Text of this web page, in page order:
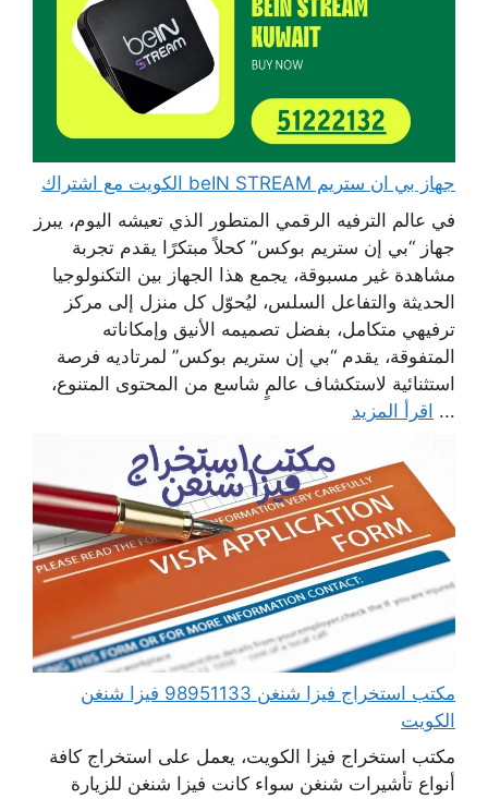
جهاز بي ان ستريم beIN STREAM الكويت مع اشتراك
في عالم الترفيه الرقمي المتطور الذي تعيشه اليوم، يبرز
جهاز “بي إن ستريم بوكس” كحلاً مبتكرًا يقدم تجربة
مشاهدة غير مسبوقة، يجمع هذا الجهاز بين التكنولوجيا
الحديثة والتفاعل السلس، ليُحوّل كل منزل إلى مركز
ترفيهي متكامل، بفضل تصميمه الأنيق وإمكاناته
المتفوقة، يقدم “بي إن ستريم بوكس” لمرتاديه فرصة
استثنائية لاستكشاف عالمٍ شاسع من المحتوى المتنوع،
... اقرأ المزيد
مكتب استخراج فيزا شنغن 98951133 فيزا شنغن
الكويت
مكتب استخراج فيزا الكويت، يعمل على استخراج كافة
أنواع تأشيرات شنغن سواء كانت فيزا شنغن للزيارة